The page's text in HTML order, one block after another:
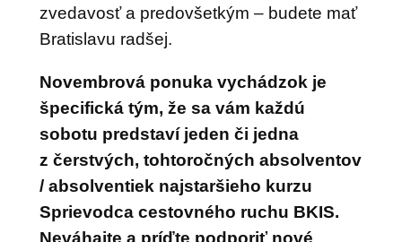
zvedavosť a predovšetkým – budete mať
Bratislavu radšej.
Novembrová ponuka vychádzok je
špecifická tým, že sa vám každú
sobotu predstaví jeden či jedna
z čerstvých, tohtoročných absolventov
/ absolventiek najstaršieho kurzu
Sprievodca cestovného ruchu BKIS.
Neváhajte a príďte podporiť nové